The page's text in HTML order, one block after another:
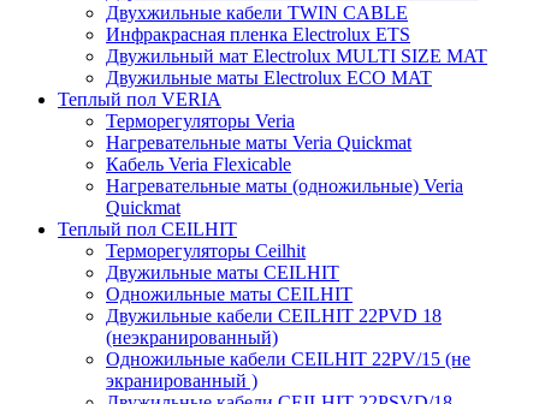
Двухжильные кабели TWIN CABLE
Инфракрасная пленка Electrolux ETS
Двужильный мат Electrolux MULTI SIZE MAT
Двужильные маты Electrolux ECO MAT
Теплый пол VERIA
Терморегуляторы Veria
Нагревательные маты Veria Quickmat
Кабель Veria Flexicable
Нагревательные маты (одножильные) Veria
Quickmat
Теплый пол CEILHIT
Терморегуляторы Ceilhit
Двужильные маты CEILHIT
Одножильные маты CEILHIT
Двужильные кабели CEILHIT 22PVD 18
(неэкранированный)
Одножильные кабели CEILHIT 22PV/15 (не
экранированный )